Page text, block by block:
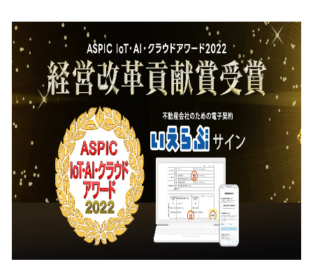
す